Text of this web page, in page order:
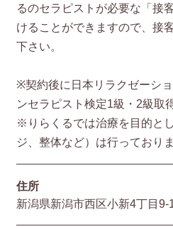
るのセラピストが必要な「接
けることができますので、接
下さい。
※契約後に日本リラクゼーシ
ンセラピスト検定1級・2級取
※りらくるでは治療を目的と
ジ、整体など）は行っておりま
住所
新潟県新潟市西区小新4丁目9-